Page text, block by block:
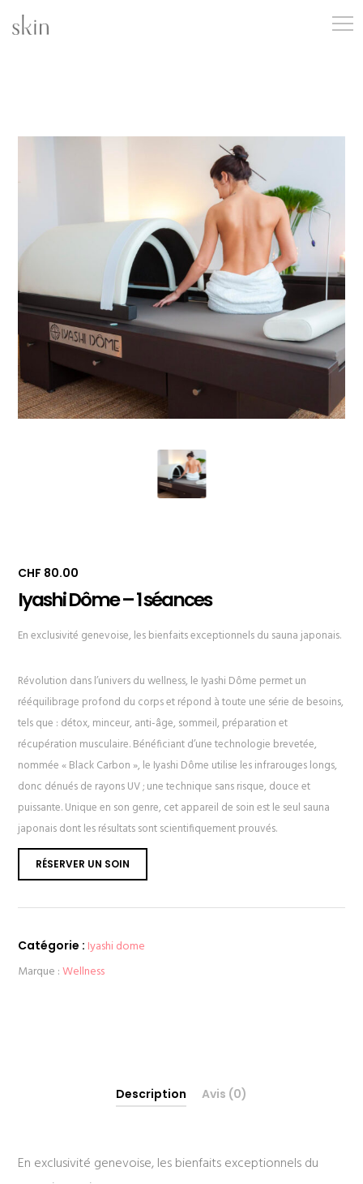
CHF 80.00
Iyashi Dôme – 1 séances
En exclusivité genevoise, les bienfaits exceptionnels du sauna japonais.
Révolution dans l’univers du wellness, le Iyashi Dôme permet un
rééquilibrage profond du corps et répond à toute une série de besoins,
tels que : détox, minceur, anti-âge, sommeil, préparation et
récupération musculaire. Bénéficiant d’une technologie brevetée,
nommée « Black Carbon », le Iyashi Dôme utilise les infrarouges longs,
donc dénués de rayons UV ; une technique sans risque, douce et
puissante. Unique en son genre, cet appareil de soin est le seul sauna
japonais dont les résultats sont scientifiquement prouvés.
RÉSERVER UN SOIN
Catégorie : Iyashi dome
Marque :Wellness
Description Avis (0)
En exclusivité genevoise, les bienfaits exceptionnels du